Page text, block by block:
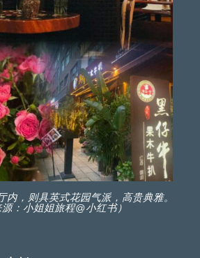
内，则具英式花园气派，高贵典雅。
源：小姐姐旅程@小红书）